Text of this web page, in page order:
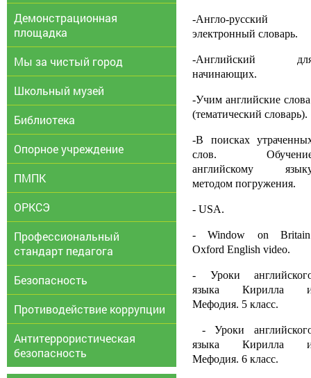
Демонстрационная
площадка
Мы за чистый город
Школьный музей
Библиотека
Опорное учреждение
ПМПК
ОРКСЭ
Профессиональный
стандарт педагога
Безопасность
Противодействие коррупции
Антитеррористическая
безопасность
-Англо-русский
электронный словарь.
-Английский
начинающих.
-Учим английские
(тематический словарь).
-В поисках
слов.
английскому
методом погружения.
- USA.
-Window on Britain
Oxford English video.
- Уроки
языка Кирилла
Мефодия. 5 класс.
- Уроки
языка Кирилла
Мефодия. 6 класс.